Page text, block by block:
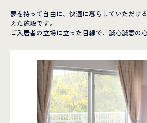
夢を持って自由に、快適に暮らしていただけ
えた施設です。
ご入居者の立場に立った目線で、誠心誠意の